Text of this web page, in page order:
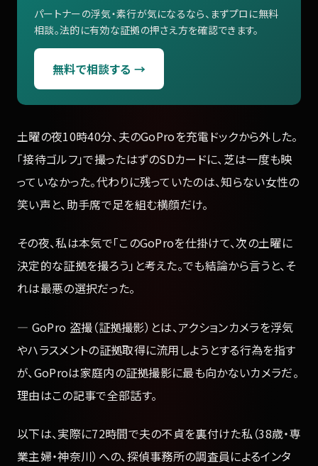
パートナーの浮気・素行が気になるなら、まずプロに無料
相談。法的に有効な証拠の押さえ方を確認できます。
無料で相談する →
土曜の夜10時40分、夫のGoProを充電ドックから外した。
「接待ゴルフ」で撮ったはずのSDカードに、芝は一度も映
っていなかった。代わりに残っていたのは、知らない女性の
笑い声と、助手席で足を組む横顔だけ。
その夜、私は本気で「このGoProを仕掛けて、次の土曜に
決定的な証拠を撮ろう」と考えた。でも結論から言うと、そ
れは最悪の選択だった。
— GoPro 盗撮（証拠撮影）とは、アクションカメラを浮気
やハラスメントの証拠取得に流用しようとする行為を指す
が、GoProは家庭内の証拠撮影に最も向かないカメラだ。
理由はこの記事で全部話す。
以下は、実際に72時間で夫の不貞を裏付けた私（38歳・専
業主婦・神奈川）への、探偵事務所の調査員によるインタ